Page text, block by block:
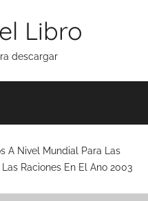
Libro
descargar
A Nivel Mundial Para Las
Raciones En El Ano 2003